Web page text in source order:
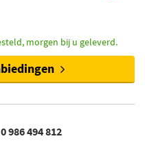
morgen bij u geleverd.
986 494 812